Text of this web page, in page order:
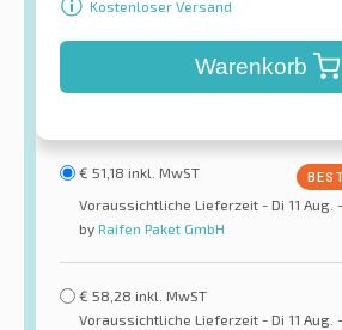
Kostenloser Versand
Warenkorb
€ 51,18 inkl. MwST
Voraussichtliche Lieferzeit - Di 11 Aug. -
by Raifen Paket GmbH
€ 58,28 inkl. MwST
Voraussichtliche Lieferzeit - Di 11 Aug. -